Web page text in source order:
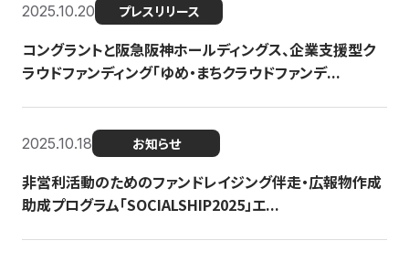
2025.10.20 プレスリリース
コングラントと阪急阪神ホールディングス、企業支援型ク
ラウドファンディング「ゆめ・まちクラウドファンデ...
2025.10.18 お知らせ
非営利活動のためのファンドレイジング伴走・広報物作成
助成プログラム「SOCIALSHIP2025」エ...